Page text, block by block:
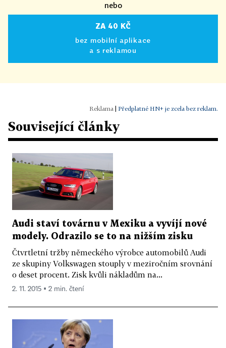
nebo
ZA 40 KČ
bez mobilní aplikace
a s reklamou
Předplatné HN+ je zcela bez reklam.
Související články
Audi staví továrnu v Mexiku a vyvíjí nové
modely. Odrazilo se to na nižším zisku
Čtvrtletní tržby německého výrobce automobilů Audi
ze skupiny Volkswagen stouply v meziročním srovnání
o deset procent. Zisk kvůli nákladům na...
2. 11. 2015 ▪ 2 min. čtení